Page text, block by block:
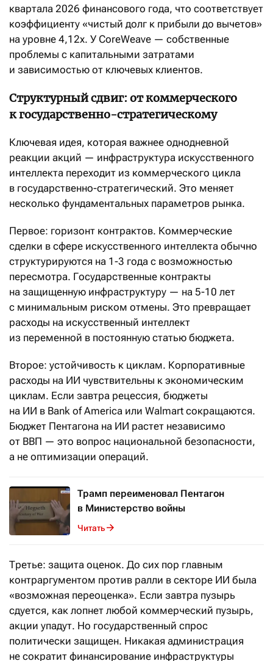
квартала 2026 финансового года, что соответствует
коэффициенту «чистый долг к прибыли до вычетов»
на уровне 4,12x. У CoreWeave — собственные
проблемы с капитальными затратами
и зависимостью от ключевых клиентов.
Структурный сдвиг: от коммерческого
к государственно-стратегическому
Ключевая идея, которая важнее однодневной
реакции акций — инфраструктура искусственного
интеллекта переходит из коммерческого цикла
в государственно-стратегический. Это меняет
несколько фундаментальных параметров рынка.
Первое: горизонт контрактов. Коммерческие
сделки в сфере искусственного интеллекта обычно
структурируются на 1-3 года с возможностью
пересмотра. Государственные контракты
на защищенную инфраструктуру — на 5-10 лет
с минимальным риском отмены. Это превращает
расходы на искусственный интеллект
из переменной в постоянную статью бюджета.
Второе: устойчивость к циклам. Корпоративные
расходы на ИИ чувствительны к экономическим
циклам. Если завтра рецессия, бюджеты
на ИИ в Bank of America или Walmart сокращаются.
Бюджет Пентагона на ИИ растет независимо
от ВВП — это вопрос национальной безопасности,
а не оптимизации операций.
Трамп переименовал Пентагон
в Министерство войны
Читать
Третье: защита оценок. До сих пор главным
контраргументом против ралли в секторе ИИ была
«возможная переоценка». Если завтра пузырь
сдуется, как лопнет любой коммерческий пузырь,
акции упадут. Но государственный спрос
политически защищен. Никакая администрация
не сократит финансирование инфраструктуры